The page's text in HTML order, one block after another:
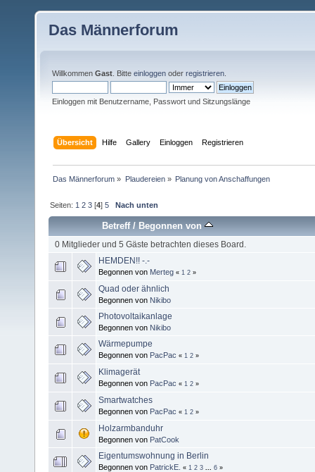
Das Männerforum
Willkommen Gast . Bitte einloggen oder registrieren
Einloggen mit Benutzername, Passwort und Sitzungslänge
Übersicht Hilfe Gallery Einloggen Registrieren
Das Männerforum » Plaudereien» Planung von Anschaffungen
Seiten: 1 2 3 [4]5 Nach unten
Betreff/Begonnen von
0 Mitglieder und 5 Gäste betrachten dieses Board.
HEMDEN!! -.-
Begonnen von Merteg « 1 2 »
Quad oder ähnlich
Begonnen von Nikibo
Photovoltaikanlage
Begonnen von Nikibo
Wärmepumpe
Begonnen von PacPac « 1 2 »
Klimagerät
Begonnen von PacPac « 1 2 »
Smartwatches
Begonnen von PacPac « 1 2 »
Holzarmbanduhr
Begonnen von PatCook
Eigentumswohnung in Berlin
Begonnen von PatrickE. « 1 2 3 6 »